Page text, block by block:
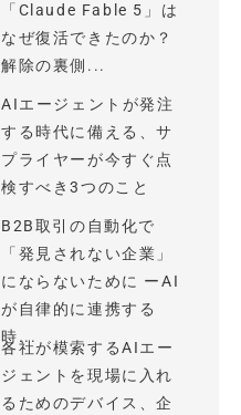
「Claude Fable 5」は
なぜ復活できたのか？
解除の裏側...
AIエージェントが発注
する時代に備える、サ
プライヤーが今すぐ点
検すべき3つのこと
B2B取引の自動化で
「発見されない企業」
にならないために ーAI
が自律的に連携する
時...
各社が模索するAIエー
ジェントを現場に入れ
るためのデバイス、企